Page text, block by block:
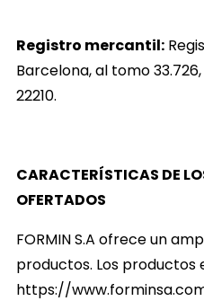
Registro mercantil:
Barcelona, al tomo
22210.
CARACTERÍSTICAS DE
OFERTADOS
FORMIN S.A ofrece un
productos. Los productos
https://